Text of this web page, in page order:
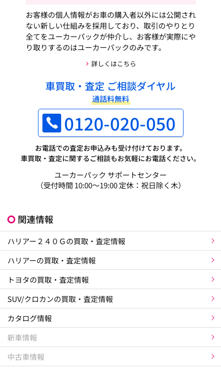
お客様の個人情報がお車の購入者以外には公開され
ない新しい仕組みを採用しており、取引のやりとり
全てをユーカーパックが仲介し、お客様が実際にや
り取りするのはユーカーパックのみです。
詳しくはこちら
車買取・査定 ご相談ダイヤル
通話料無料
0120-020-050
お電話での査定お申込みも受け付けております。
車買取・査定に関するご相談もお気軽にお電話ください。
ユーカーパック サポートセンター
（受付時間 10:00～19:00 定休：祝日除く木）
関連情報
ハリアー２４０Ｇの買取・査定情報
ハリアーの買取・査定情報
トヨタの買取・査定情報
SUV/クロカンの買取・査定情報
カタログ情報
新車情報
中古車情報